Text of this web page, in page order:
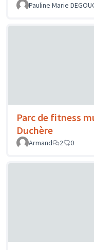
Pauline Marie
Parc de fitness
Duchère
Armand
2 0